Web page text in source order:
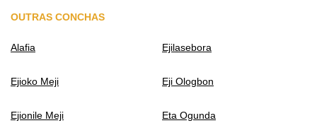
OUTRAS CONCHAS
Alafia Ejilasebora
Ejioko Meji Eji Ologbon
Ejionile Meji Eta Ogunda